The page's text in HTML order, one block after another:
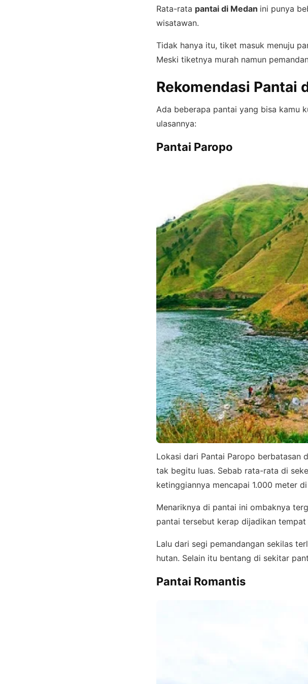
Rata-rata pantai di Medan ini punya
wisatawan.
Tidak hanya itu, tiket masuk menuju
Meski tiketnya murah namun
Rekomendasi Pantai
Ada beberapa pantai yang bisa kamu
ulasannya:
Pantai Paropo
Lokasi dari Pantai Paropo berbatasan
tak begitu luas. Sebab rata-rata di
ketinggiannya mencapai 1.000 meter
Menariknya di pantai ini ombaknya
pantai tersebut kerap dijadikan
Lalu dari segi pemandangan sekilas
hutan. Selain itu bentang di sekitar
Pantai Romantis